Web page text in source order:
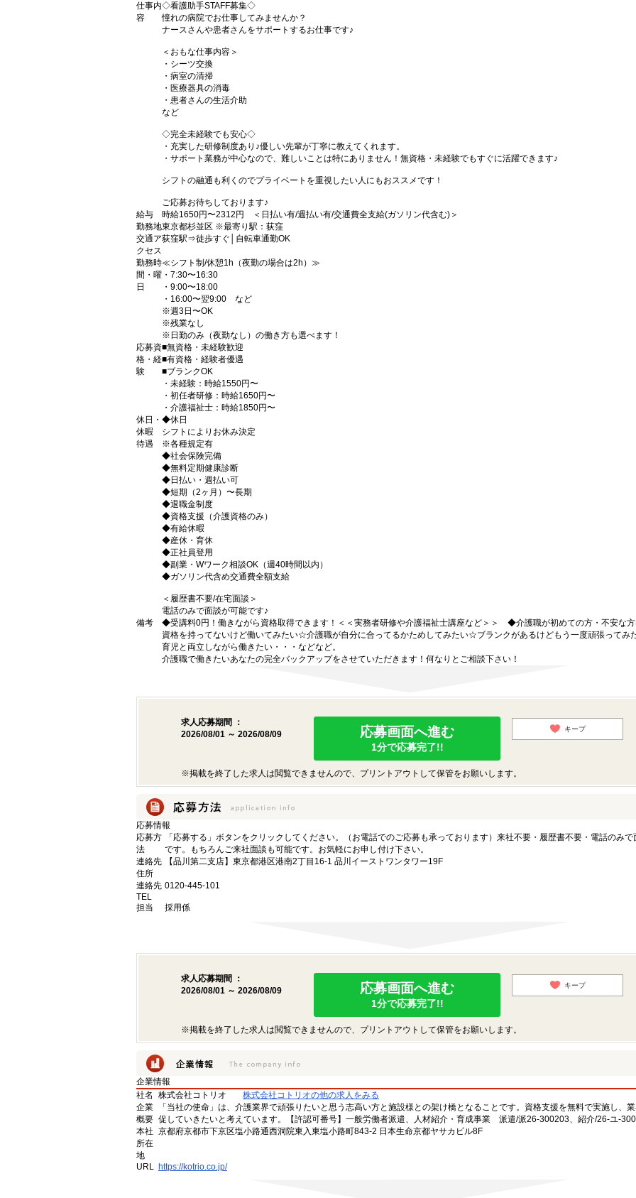
仕事内
容
◇看護助手STAFF募集◇
憧れの病院でお仕事してみませんか？
ナースさんや患者さんをサポートするお仕事です♪
＜おもな仕事内容＞
・シーツ交換
・病室の清掃
・医療器具の消毒
・患者さんの生活介助
など
◇完全未経験でも安心◇
・充実した研修制度あり♪優しい先輩が丁寧に教えてくれます。
・サポート業務が中心なので、難しいことは特にありません！無資格・未経験でもすぐに活躍できます♪
シフトの融通も利くのでプライベートを重視したい人にもおススメです！
ご応募お待ちしております♪
給与
時給1650円〜2312円 ＜日払い有/週払い有/交通費全支給(ガソリン代含む)＞
勤務地東京都杉並区 ※最寄り駅：荻窪
交通ア
クセス
荻窪駅⇒徒歩すぐ│自転車通勤OK
勤務時
間・曜
日
≪シフト制/休憩1h（夜勤の場合は2h）≫
・7:30〜16:30
・9:00〜18:00
・16:00〜翌9:00 など
※週3日〜OK
※残業なし
※日勤のみ（夜勤なし）の働き方も選べます！
応募資
格・経
験
■無資格・未経験歓迎
■有資格・経験者優遇
■ブランクOK
・未経験：時給1550円〜
・初任者研修：時給1650円〜
・介護福祉士：時給1850円〜
休日・
休暇
◆休日
シフトによりお休み決定
待遇
※各種規定有
◆社会保険完備
◆無料定期健康診断
◆日払い・週払い可
◆短期（2ヶ月）〜長期
◆退職金制度
◆資格支援（介護資格のみ）
◆有給休暇
◆産休・育休
◆正社員登用
◆副業・Wワーク相談OK（週40時間以内）
◆ガソリン代含め交通費全額支給
＜履歴書不要/在宅面談＞
電話のみで面談が可能です♪
備考
◆受講料0円！働きながら資格取得できます！＜＜実務者研修や介護福祉士講座など＞＞ ◆介護職が初めての方・不安な
資格を持ってないけど働いてみたい☆介護職が自分に合ってるかためしてみたい☆ブランクがあるけどもう一度頑張ってみ
育児と両立しながら働きたい・・・などなど。
介護職で働きたいあなたの完全バックアップをさせていただきます！何なりとご相談下さい！
求人応募期間 ：
2026/08/01 ～ 2026/08/09
応募画面へ進む
1分で応募完了!!
キープ
※掲載を終了した求人は閲覧できませんので、プリントアウトして保管をお願いします。
応募情報
応募方
法
「応募する」ボタンをクリックしてください。（お電話でのご応募も承っております）来社不要・履歴書不要・電話のみで
です。もちろんご来社面談も可能です。お気軽にお申し付け下さい。
連絡先
住所
【品川第二支店】東京都港区港南2丁目16-1 品川イーストワンタワー19F
連絡先
TEL
0120-445-101
担当 採用係
求人応募期間 ：
2026/08/01 ～ 2026/08/09
応募画面へ進む
1分で応募完了!!
キープ
※掲載を終了した求人は閲覧できませんので、プリントアウトして保管をお願いします。
企業情報
社名
株式会社コトリオ
株式会社コトリオの他の求人をみる
企業
概要
「当社の使命」は、介護業界で頑張りたいと思う志高い方と施設様との架け橋となることです。資格支援を無料で実施し、
促していきたいと考えています。【許認可番号】一般労働者派遣、人材紹介・育成事業 派遣/派26-300203、紹介/26-ユ-
本社
所在
地
京都府京都市下京区塩小路通西洞院東入東塩小路町843-2 日本生命京都ヤサカビル8F
URL https://kotrio.co.jp/